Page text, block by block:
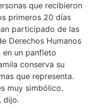
que recibieron
primeros 20 días
participado de las
Derechos Humanos
en un panfleto
conserva su
que representa.
muy simbólico.
dijo.